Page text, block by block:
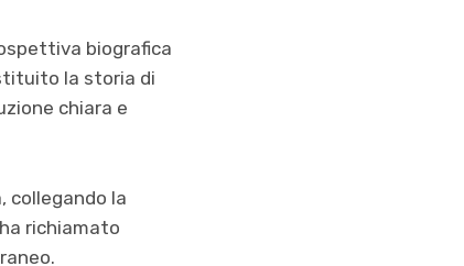
biografica
la storia di
chiara e
collegando la
richiamato